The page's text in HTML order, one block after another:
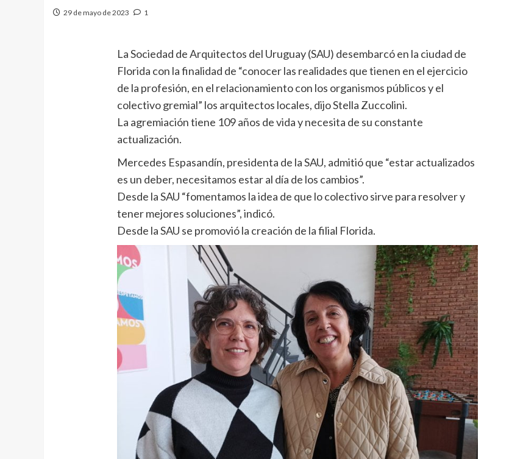
29 de mayo de 2023 1
La Sociedad de Arquitectos del Uruguay (SAU) desembarcó en la ciudad de
Florida con la finalidad de “conocer las realidades que tienen en el ejercicio
de la profesión, en el relacionamiento con los organismos públicos y el
colectivo gremial” los arquitectos locales, dijo Stella Zuccolini.
La agremiación tiene 109 años de vida y necesita de su constante
actualización.
Mercedes Espasandín, presidenta de la SAU, admitió que “estar actualizados
es un deber, necesitamos estar al día de los cambios”.
Desde la SAU “fomentamos la idea de que lo colectivo sirve para resolver y
tener mejores soluciones”, indicó.
Desde la SAU se promovió la creación de la filial Florida.